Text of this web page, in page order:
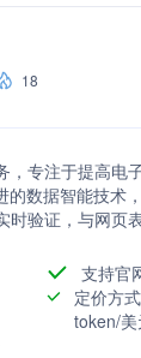
18
专注于提高电
数据智能技术
时验证，与网
支持官
定价方
token/